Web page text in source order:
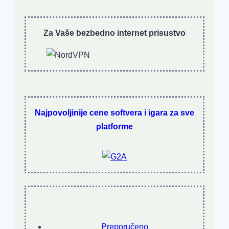
Za Vaše bezbedno internet prisustvo
Najpovoljinije cene softvera i igara za sve
platforme
Preporučeno